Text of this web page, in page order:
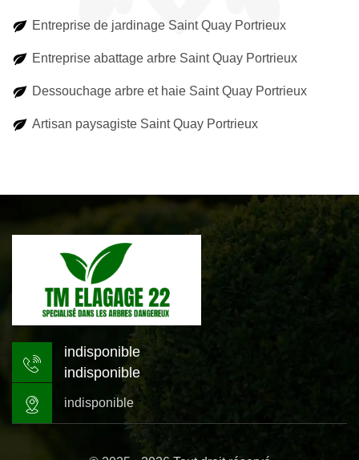
Entreprise de jardinage Saint Quay Portrieux
Entreprise abattage arbre Saint Quay Portrieux
Dessouchage arbre et haie Saint Quay Portrieux
Artisan paysagiste Saint Quay Portrieux
indisponible
indisponible
indisponible